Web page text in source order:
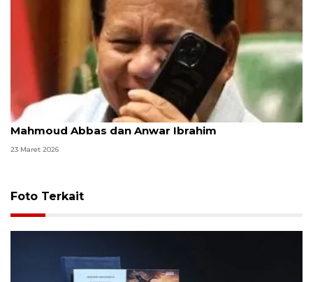
Momen Lebaran, Presiden Prabowo hubungi
Mahmoud Abbas dan Anwar Ibrahim
23 Maret 2026
Foto Terkait